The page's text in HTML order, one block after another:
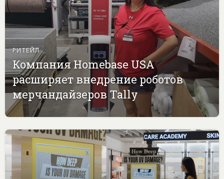
РИТЕЙЛ
Компания Homebase USA
расширяет внедрение роботов
мерчандайзеров Tally